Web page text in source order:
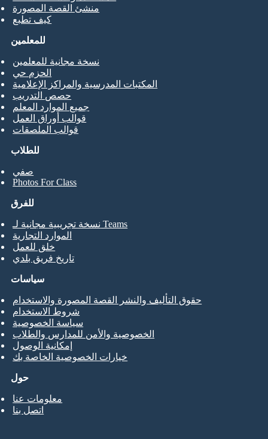
منشئ القصة المصورة
كيف تطبع
للطلاب
صفي
Photos For Class
للمعلمين
نسخة مجانية للمعلمين
الحزم حي
المكتبات المدرسية والمراكز الإعلامية
حصص التدريب
جميع الموارد المعلم
قوالب أوراق العمل
قوالب الملصقات
للفرق
نسخة تجريبية مجانية لـ Teams
الموارد التجارية
خلق للعمل
تاريخ فريق بلدي
حول
معلومات عنا
اتصل بنا
سياسات
حقوق التأليف والنشر القصة المصورة والاستخدام
شروط الاستخدام
سياسة الخصوصية
الخصوصية والأمن للمدارس والطلاب
إمكانية الوصول
خيارات الخصوصية الخاصة بك